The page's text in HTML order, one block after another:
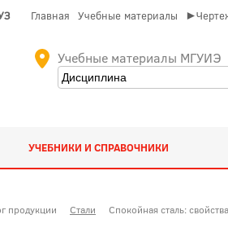
Главная Учебные материалы
Учебные материалы МГУИЭ
УЧЕБНИКИ И СПРАВОЧНИКИ
продукции Стали Спокойная сталь: